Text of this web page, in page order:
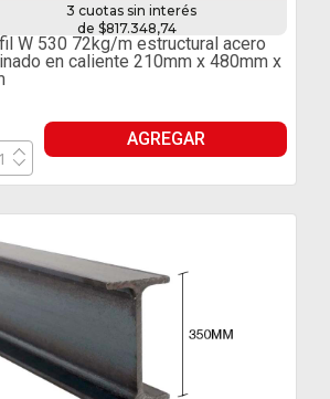
3 cuotas sin interés
de $817.348,74
W 530 72kg/m estructural acero
en caliente 210mm x 480mm x
AGREGAR